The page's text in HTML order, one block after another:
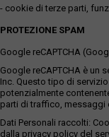
- cookie di terze parti,
PROTEZIONE SPAM
Google reCAPTCHA
Google reCAPTCHA è un
Inc. Questo tipo di
potenzialmente
parti di traffico, messaggi
Dati Personali raccolti:
dalla privacy policy del